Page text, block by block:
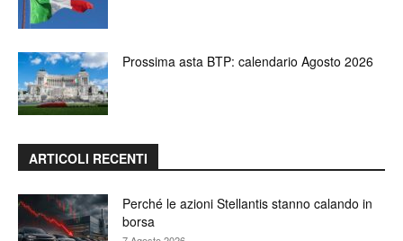
Prossima asta BTP: calendario Agosto 2026
ARTICOLI RECENTI
Perché le azioni Stellantis stanno calando in
borsa